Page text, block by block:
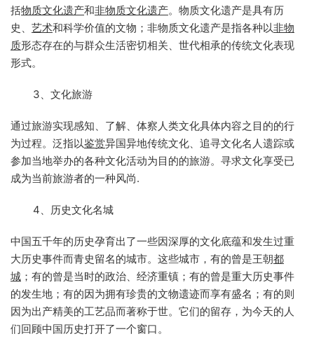
括物质文化遗产和非物质文化遗产。物质文化遗产是具有历
史、 艺术和科学价值的文物；非物质文化遗产是指各种以非物
质形态存在的与群众生活密切相关、世代相承的传统文化表现
形式。
3、文化旅游
通过旅游实现感知、了解、体察人类文化具体内容之目的的行
为过程。泛指以鉴赏异国异地传统文化、追寻文化名人遗踪或
参加当地举办的各种文化活动为目的的旅游。寻求文化享受已
成为当前旅游者的一种风尚.
4、历史文化名城
中国五千年的历史孕育出了一些因深厚的文化底蕴和发生过重
大历史事件而青史留名的城市。这些城市，有的曾是王朝都
城 ；有的曾是当时的政治、经济重镇；有的曾是重大历史事件
的发生地；有的因为拥有珍贵的文物遗迹而享有盛名；有的则
因为出产精美的工艺品而著称于世。它们的留存，为今天的人
们回顾中国历史打开了一个窗口。